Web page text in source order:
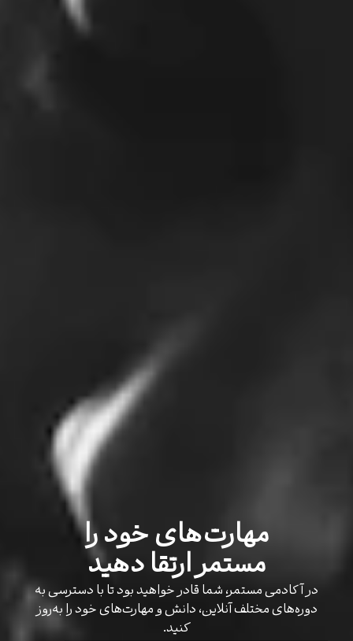
مهارت‌های خود را
مستمر ارتقا دهید
در آکادمی مستمر، شما قادر خواهید بود تا با دسترسی به
دوره‌های مختلف آنلاین، دانش و مهارت‌های خود را به‌روز
کنید.